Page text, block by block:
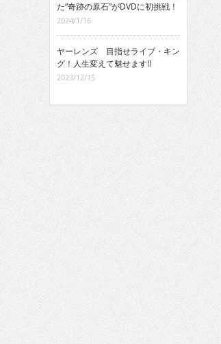
た“奇跡の原石”がDVDに初挑戦！
2024/1/16
ヤーレンズ 目指せライブ・キン
グ！人生変えて魅せます!!
2023/12/15